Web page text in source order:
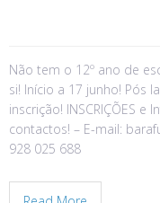
Não tem o 12º ano de
si! Início a 17 junho! Pós
inscrição! INSCRIÇÕES
contactos! – E-mail:
928 025 688